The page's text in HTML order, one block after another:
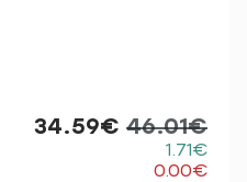
34.59€ 46.01€
1.71€
0.00€